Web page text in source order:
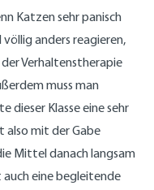
Katzen sehr panisch
anders reagieren,
Verhaltenstherapie
muss man
dieser Klasse eine sehr
also mit der Gabe
Mittel danach langsam
auch eine begleitende